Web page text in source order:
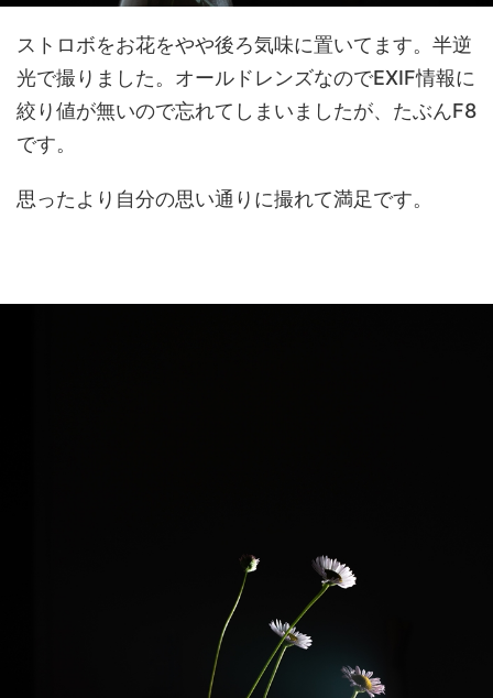
ストロボをお花をやや後ろ気味に置いてます。半逆
光で撮りました。オールドレンズなのでEXIF情報に
絞り値が無いので忘れてしまいましたが、たぶんF8
です。
思ったより自分の思い通りに撮れて満足です。